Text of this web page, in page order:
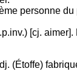
personne du
[cj.
(Étoffe)